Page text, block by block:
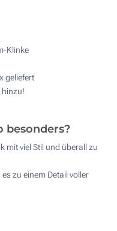
Klinke
geliefert
hinzu!
besonders?
mit viel Stil und überall zu
zu einem Detail voller